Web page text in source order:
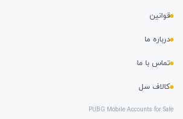
قوانین
درباره ما
تماس با ما
کالاف سل
PUBG Mobile Accounts for Sale